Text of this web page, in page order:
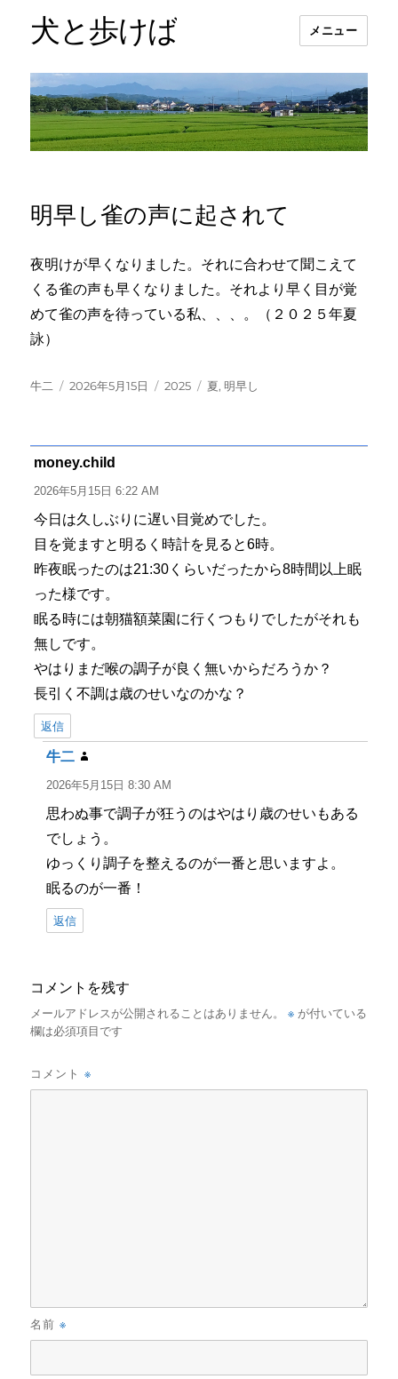
犬と歩けば メニュー
明早し雀の声に起されて
夜明けが早くなりました。それに合わせて聞こえて
くる雀の声も早くなりました。それより早く目が覚
めて雀の声を待っている私、、、。（２０２５年夏
詠）
投
牛二
投
2026年5月15日
カ
2025
タ
夏,明早し
money.child
り:
2026年5月15日 6:22 AM
今日は久しぶりに遅い目覚めでした。
目を覚ますと明るく時計を見ると6時。
昨夜眠ったのは21:30くらいだったから8時間以上眠
った様です。
眠る時には朝猫額菜園に行くつもりでしたがそれも
無しです。
やはりまだ喉の調子が良く無いからだろうか？
長引く不調は歳のせいなのかな？
返信
牛二
り:
2026年5月15日 8:30 AM
思わぬ事で調子が狂うのはやはり歳のせいもある
でしょう。
ゆっくり調子を整えるのが一番と思いますよ。
眠るのが一番！
返信
コメントを残す
メールアドレスが公開されることはありません。 ※ が付いている
欄は必須項目です
コメント※
名前※